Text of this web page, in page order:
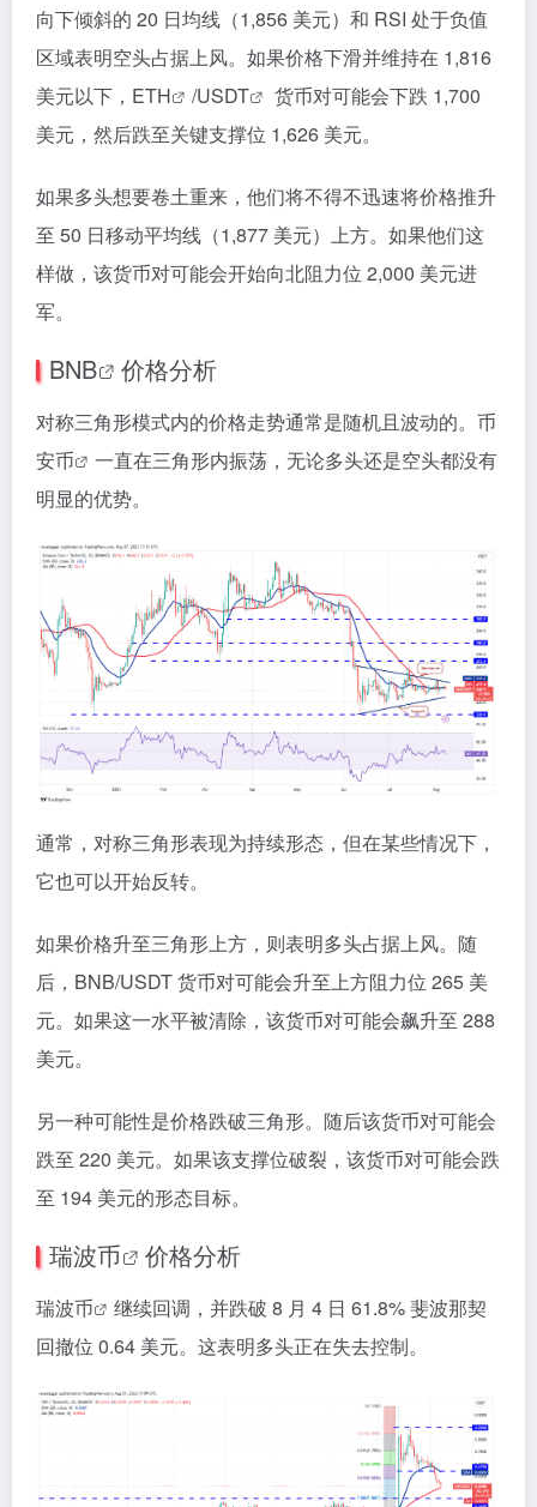
向下倾斜的 20 日均线（1,856 美元）和 RSI 处于负值
区域表明空头占据上风。如果价格下滑并维持在 1,816
美元以下， ETH /USDT
货币对可能会下跌 1,700
美元，然后跌至关键支撑位 1,626 美元。
如果多头想要卷土重来，他们将不得不迅速将价格推升
至 50 日移动平均线（1,877 美元）上方。如果他们这
样做，该货币对可能会开始向北阻力位 2,000 美元进
军。
BNB 价格分析
对称三角形模式内的价格走势通常是随机且波动的。 币
安币
一直在三角形内振荡，无论多头还是空头都没有
明显的优势。
通常，对称三角形表现为持续形态，但在某些情况下，
它也可以开始反转。
如果价格升至三角形上方，则表明多头占据上风。随
后，BNB/USDT 货币对可能会升至上方阻力位 265 美
元。如果这一水平被清除，该货币对可能会飙升至 288
美元。
另一种可能性是价格跌破三角形。随后该货币对可能会
跌至 220 美元。如果该支撑位破裂，该货币对可能会跌
至 194 美元的形态目标。
瑞波币 价格分析
瑞波币
继续回调，并跌破 8 月 4 日 61.8% 斐波那契
回撤位 0.64 美元。这表明多头正在失去控制。